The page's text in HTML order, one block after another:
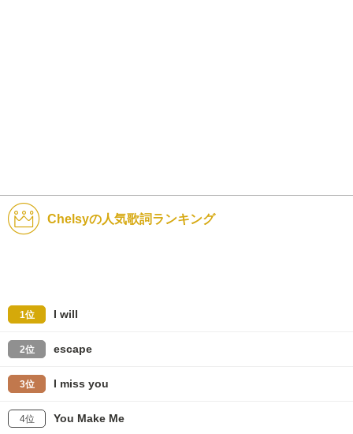
Chelsyの人気歌詞ランキング
1位 I will
2位 escape
3位 I miss you
4位 You Make Me